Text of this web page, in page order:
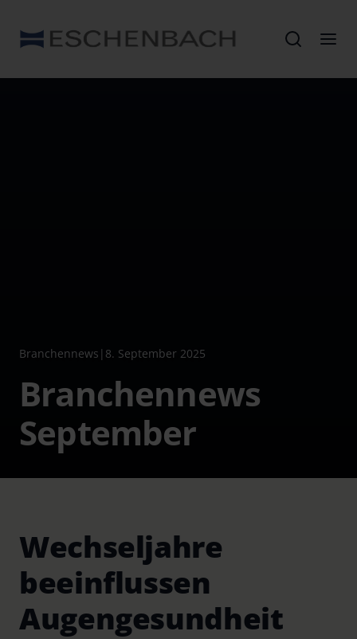
Branchennews | 8. September 2025
Branchennews
September
Wechseljahre
beeinflussen
Augengesundheit